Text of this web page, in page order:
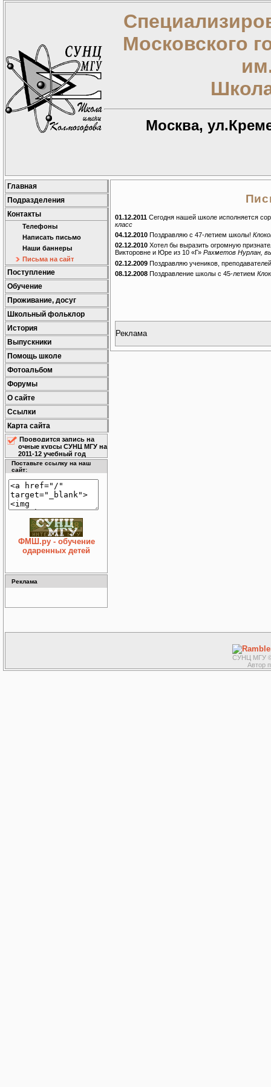
Московского
Москва,
Главная
Подразделения
Контакты
Телефоны
Написать письмо
Наши баннеры
Письма на сайт
Поступление
Обучение
Проживание, досуг
Школьный фольклор
История
Выпускники
Помощь школе
Фотоальбом
Форумы
О сайте
Ссылки
Карта сайта
Проводится запись на
очные курсы СУНЦ МГУ на
2011-12 учебный год
Поставьте ссылку на наш
сайт:
ФМШ.ру - обучение
одаренных детей
Реклама
01.12.2011 Сегодня нашей школе исполняется
класс
04.12.2010 Поздравляю с 47-летием школы!
02.12.2010 Хотел бы выразить огромную
Викторовне и Юре из 10 «Г» Рахметов Нурлан,
02.12.2009 Поздравляю учеников,
08.12.2008 Поздравление школы с 45-летием
Реклама
СУНЦ МГУ ©
Автор